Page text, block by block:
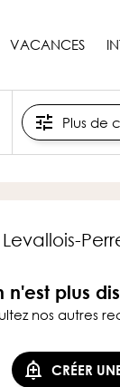
VACANCES
Plus de
plus
nos autres
CRÉER